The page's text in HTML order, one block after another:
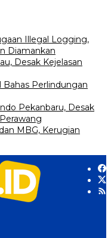
Illegal Logging,
Diamankan
Desak Kejelasan
Bahas Perlindungan
Pekanbaru, Desak
MBG, Kerugian